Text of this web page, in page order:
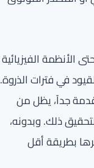
الأنظمة الفيزيائية
في فترات الذروة.
جداً، يظل من
ذلك. وبدونه،
بطريقة أقل